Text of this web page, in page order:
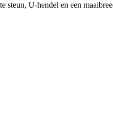
steun, U-hendel en een